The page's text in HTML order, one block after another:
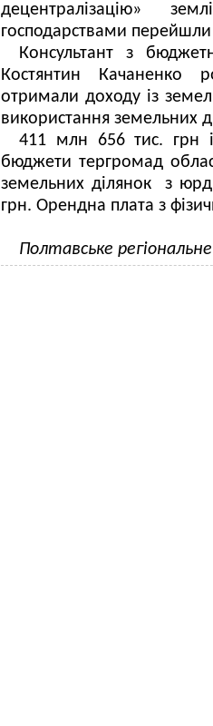
децентралізацію»
господарствами
Консультант з
Костянтин Качаненко
отримали доходу із
використання земельних
411 млн 656 тис. грн
бюджети тергромад
земельних ділянок з
грн. Орендна плата з
Полтавське